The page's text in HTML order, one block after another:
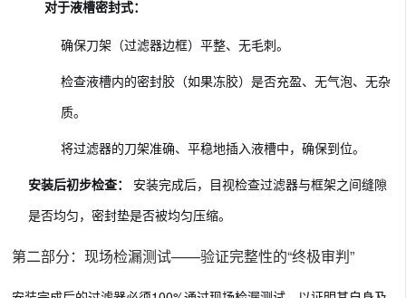
对于液槽密封式：
确保刀架（过滤器边框）平整、无毛刺。
检查液槽内的密封胶（如果冻胶）是否充盈、无气泡、无杂
质。
将过滤器的刀架准确、平稳地插入液槽中，确保到位。
安装后初步检查：
安装完成后，目视检查过滤器与框架之间缝隙
是否均匀，密封垫是否被均匀压缩。
第二部分：现场检漏测试——验证完整性的“终极审判”